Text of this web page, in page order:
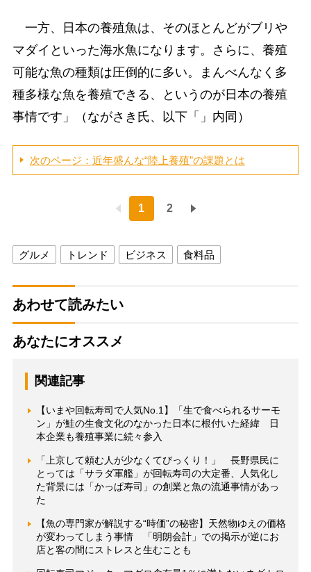
一方、日本の養殖魚は、そのほとんどがブリや
マダイといった海水魚になります。さらに、養殖
可能な魚の種類は圧倒的に多い。まんべんなく多
種多様な魚を養殖できる、というのが日本の養殖
事情です」（ながさき氏、以下「」内同）
次のページ：近年盛んな“陸上養殖”の課題とは
1 2
グルメ トレンド ビジネス 食料品
あわせて読みたい
あなたにオススメ
関連記事
【いまや回転寿司で人気No.1】「生で食べられるサーモ
ン」が鮭の生食文化のなかった日本に根付いた経緯 日
本企業も養殖事業に続々参入
「上京して頼む人が少なくてびっくり！」 長野県民に
とっては「サラダ軍艦」が回転寿司の大定番、人気化し
た背景には「かっぱ寿司」の創業と魚の流通事情があっ
た
【魚の専門家が解説する“時価”の秘密】天然物ゆえの価格
が変わってしまう事情 「明朗会計」での掲示が逆にお
店と客の間にストレスと生むことも